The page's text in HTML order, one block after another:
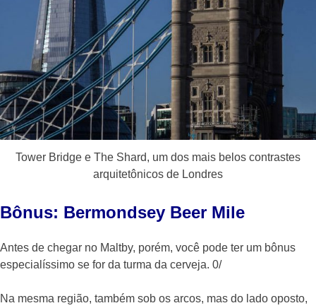
Tower Bridge e The Shard, um dos mais belos contrastes
arquitetônicos de Londres
Bônus: Bermondsey Beer Mile
Antes de chegar no Maltby, porém, você pode ter um bônus
especialíssimo se for da turma da cerveja. 0/
Na mesma região, também sob os arcos, mas do lado oposto,